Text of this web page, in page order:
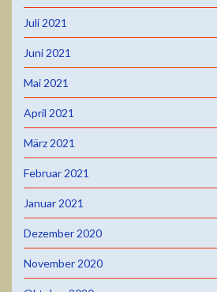
Juli 2021
Juni 2021
Mai 2021
April 2021
März 2021
Februar 2021
Januar 2021
Dezember 2020
November 2020